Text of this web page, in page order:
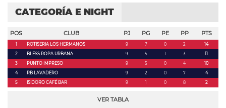
CATEGORÍA E NIGHT
POS CLUB PJ PG PE PP PTS
1 ROTISERIA LOS HERMANOS 9 7 0 2
14
2
BLESS ROPA URBANA 9 5 1 3
11
3
PUNTO IMPRESO 9 5 0 4
10
4
RB LAVADERO 9 2 0 7
4
5
ISIDORO CAFÉ BAR 9 1 0 8 2
VER TABLA